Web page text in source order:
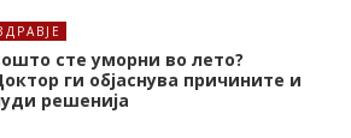
сте уморни во лето?
ги објаснува причините и
решенија